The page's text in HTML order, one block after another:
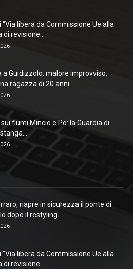
“Via libera da Commissione Ue alla
revisione...
a Guidizzolo: malore improvviso,
ragazza di 20 anni
fiumi Mincio e Po: la Guardia di
riapre in sicurezza il ponte di
dopo il restyling...
“Via libera da Commissione Ue alla
revisione...